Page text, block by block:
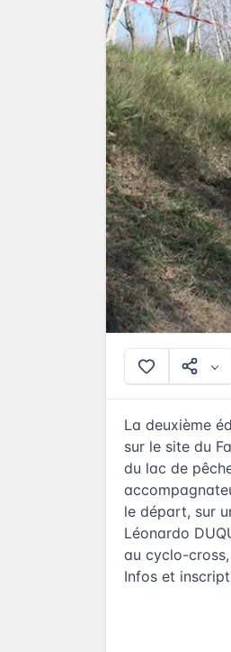
La deuxième
sur le site du
du lac de
le départ, sur
Léonardo
au cyclo-
Infos et